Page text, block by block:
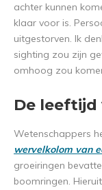
achter kunnen
klaar voor is.
uitgestorven. Ik
sighting zou zijn
omhoog zou
De leeftijd
Wetenschappers
wervelkolom van
groeiringen
boomringen.